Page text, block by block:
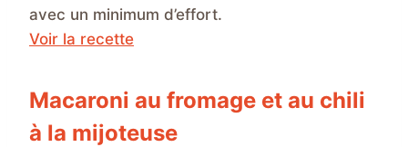
avec un minimum d’effort.
Voir la recette
Macaroni au fromage et au chili
à la mijoteuse